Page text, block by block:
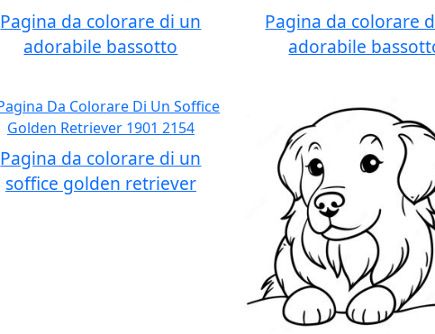
Pagina da colorare di un
adorabile bassotto
Pagina da colorare
adorabile
Pagina da colorare di un
soffice golden retriever